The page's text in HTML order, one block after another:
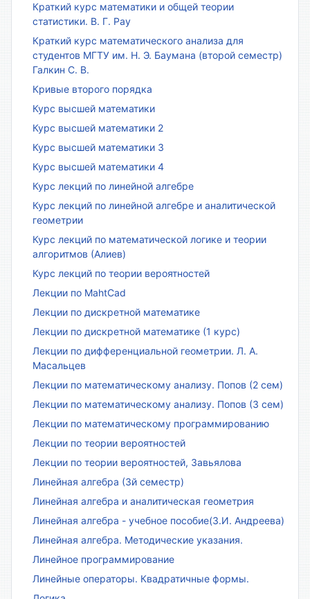
Краткий курс математики и общей теории
статистики. В. Г. Рау
Краткий курс математического анализа для
студентов МГТУ им. Н. Э. Баумана (второй семестр)
Галкин С. В.
Кривые второго порядка
Курс высшей математики
Курс высшей математики 2
Курс высшей математики 3
Курс высшей математики 4
Курс лекций по линейной алгебре
Курс лекций по линейной алгебре и аналитической
геометрии
Курс лекций по математической логике и теории
алгоритмов (Алиев)
Курс лекций по теории вероятностей
Лекции по MahtCad
Лекции по дискретной математике
Лекции по дискретной математике (1 курс)
Лекции по дифференциальной геометрии. Л. А.
Масальцев
Лекции по математическому анализу. Попов (2 сем)
Лекции по математическому анализу. Попов (3 сем)
Лекции по математическому программированию
Лекции по теории вероятностей
Лекции по теории вероятностей, Завьялова
Линейная алгебра (3й семестр)
Линейная алгебра и аналитическая геометрия
Линейная алгебра - учебное пособие(З.И. Андреева)
Линейная алгебра. Методические указания.
Линейное программирование
Линейные операторы. Квадратичные формы.